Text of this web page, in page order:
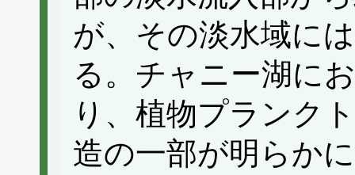
が、その淡水域に
る。チャニー湖に
り、植物プランク
造の一部が明らか